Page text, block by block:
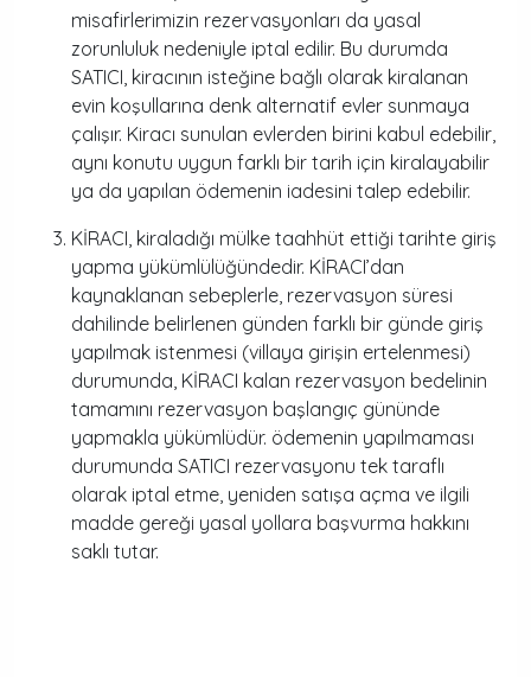
misafirlerimizin rezervasyonları da yasal
zorunluluk nedeniyle iptal edilir. Bu durumda
SATICI, kiracının isteğine bağlı olarak kiralanan
evin koşullarına denk alternatif evler sunmaya
çalışır. Kiracı sunulan evlerden birini kabul edebilir,
aynı konutu uygun farklı bir tarih için kiralayabilir
ya da yapılan ödemenin iadesini talep edebilir.
KİRACI, kiraladığı mülke taahhüt ettiği tarihte giriş
yapma yükümlülüğündedir. KİRACI’dan
kaynaklanan sebeplerle, rezervasyon süresi
dahilinde belirlenen günden farklı bir günde giriş
yapılmak istenmesi (villaya girişin ertelenmesi)
durumunda, KİRACI kalan rezervasyon bedelinin
tamamını rezervasyon başlangıç gününde
yapmakla yükümlüdür. ödemenin yapılmaması
durumunda SATICI rezervasyonu tek taraflı
olarak iptal etme, yeniden satışa açma ve ilgili
madde gereği yasal yollara başvurma hakkını
saklı tutar.